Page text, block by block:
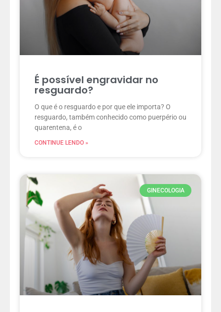
É possível engravidar no
resguardo?
O que é o resguardo e por que ele importa? O
resguardo, também conhecido como puerpério ou
quarentena, é o
CONTINUE LENDO »
GINECOLOGIA